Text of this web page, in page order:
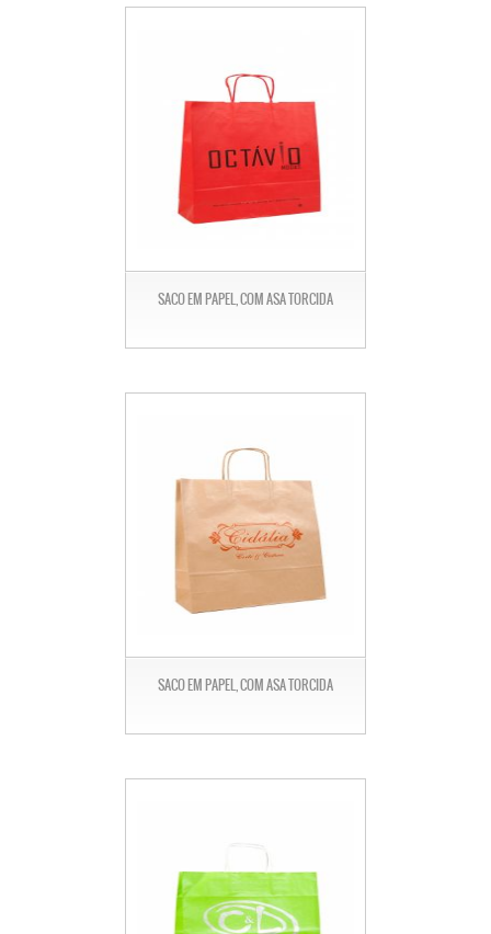
SACO EM PAPEL, COM ASA TORCIDA
SACO EM PAPEL, COM ASA TORCIDA